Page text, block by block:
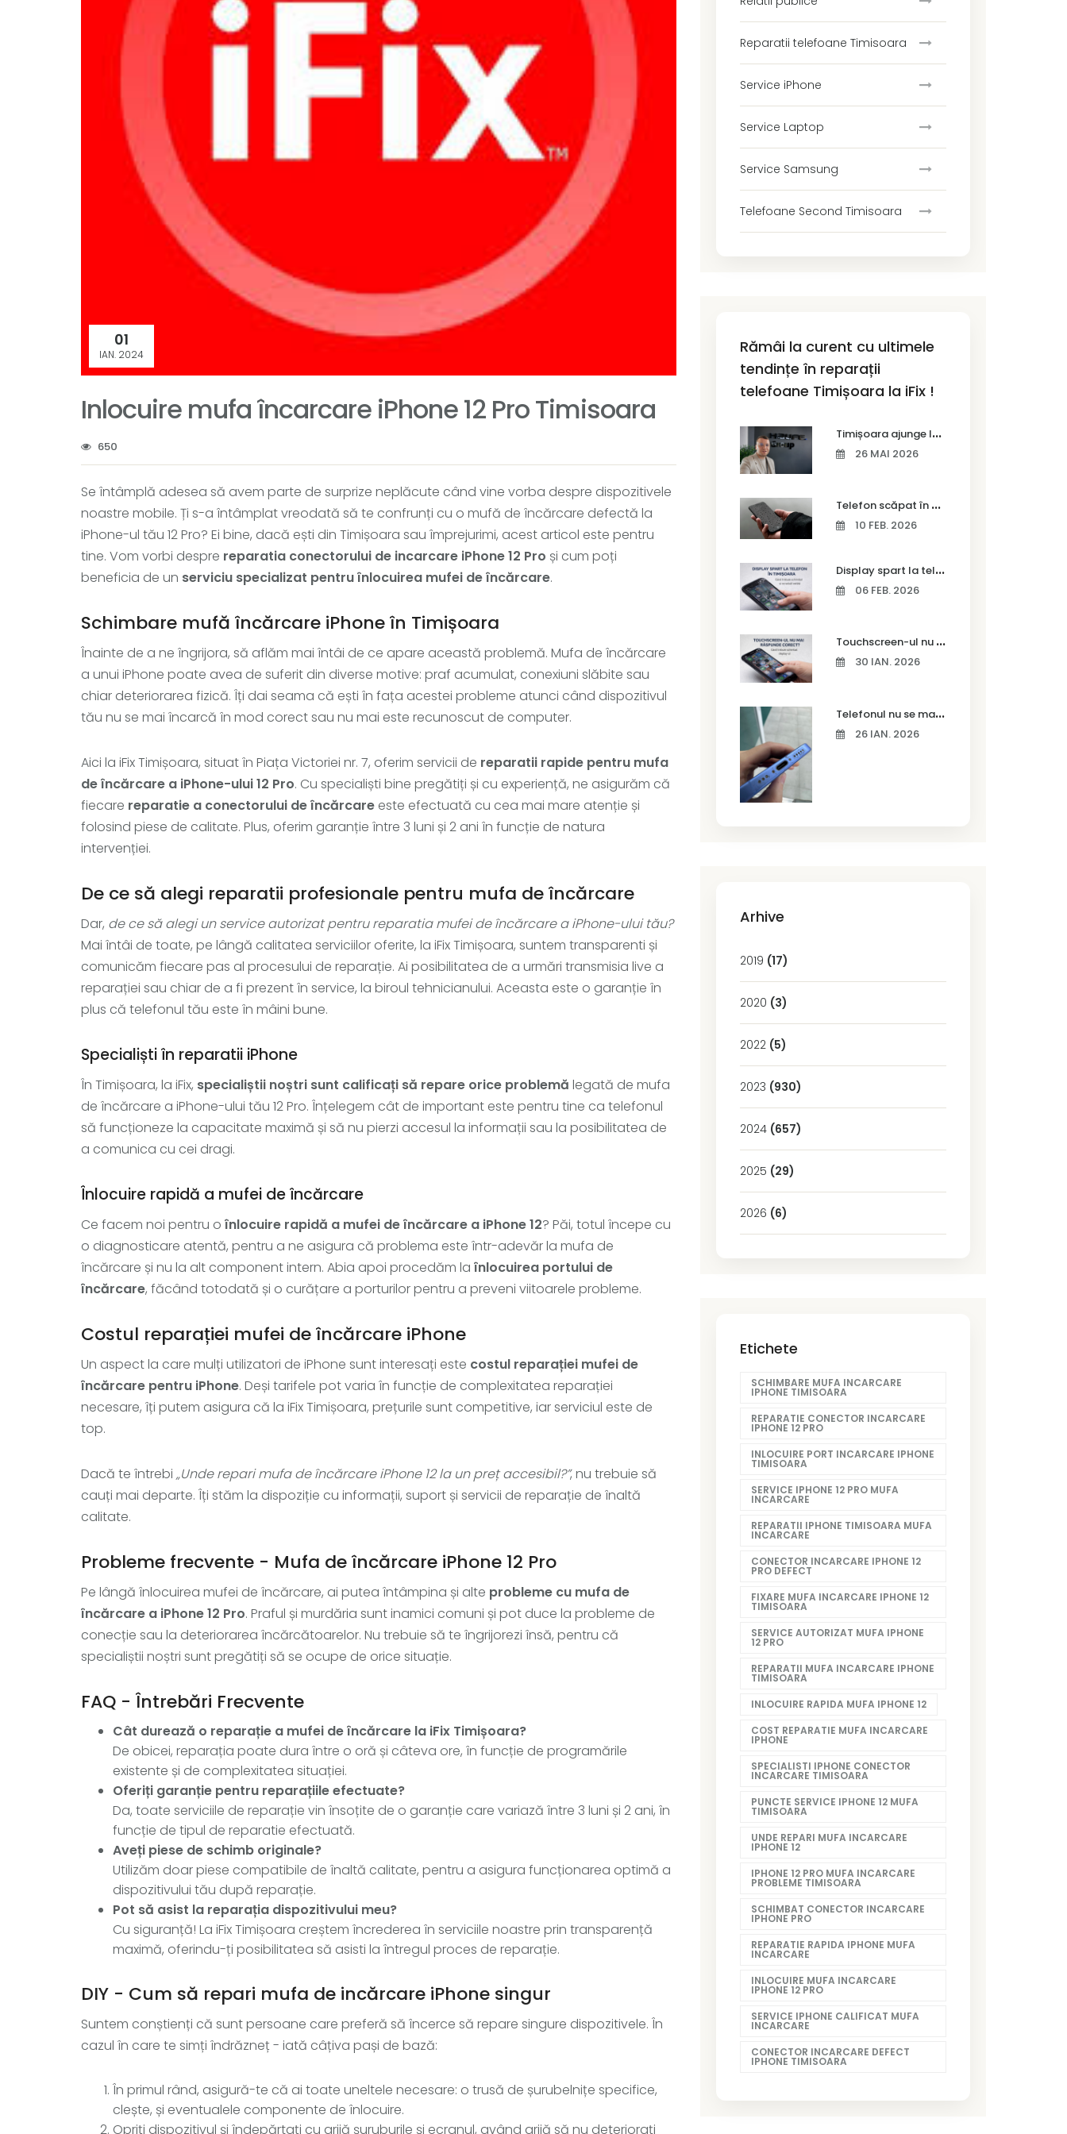
01
IAN. 2024
Inlocuire mufa încarcare iPhone 12 Pro Timisoara
650
Se întâmplă adesea să avem parte de surprize neplăcute când vine vorba despre dispozitivele
noastre mobile. Ți s-a întâmplat vreodată să te confrunți cu o mufă de încărcare defectă la
iPhone-ul tău 12 Pro? Ei bine, dacă ești din Timișoara sau împrejurimi, acest articol este pentru
tine. Vom vorbi despre reparatia conectorului de incarcare iPhone 12 Pro și cum poți
beneficia de un serviciu specializat pentru înlocuirea mufei de încărcare.
Schimbare mufă încărcare iPhone în Timișoara
Înainte de a ne îngrijora, să aflăm mai întâi de ce apare această problemă. Mufa de încărcare
a unui iPhone poate avea de suferit din diverse motive: praf acumulat, conexiuni slăbite sau
chiar deteriorarea fizică. Îți dai seama că ești în fața acestei probleme atunci când dispozitivul
tău nu se mai încarcă în mod corect sau nu mai este recunoscut de computer.
Aici la iFix Timișoara, situat în Piața Victoriei nr. 7, oferim servicii de reparatii rapide pentru mufa
de încărcare a iPhone-ului 12 Pro. Cu specialiști bine pregătiți și cu experiență, ne asigurăm că
fiecare reparatie a conectorului de încărcare este efectuată cu cea mai mare atenție și
folosind piese de calitate. Plus, oferim garanție între 3 luni și 2 ani în funcție de natura
intervenției.
De ce să alegi reparatii profesionale pentru mufa de încărcare
Dar, de ce să alegi un service autorizat pentru reparatia mufei de încărcare a iPhone-ului tău?
Mai întâi de toate, pe lângă calitatea serviciilor oferite, la iFix Timișoara, suntem transparenti și
comunicăm fiecare pas al procesului de reparație. Ai posibilitatea de a urmări transmisia live a
reparației sau chiar de a fi prezent în service, la biroul tehnicianului. Aceasta este o garanție în
plus că telefonul tău este în mâini bune.
Specialiști în reparatii iPhone
În Timișoara, la iFix, specialiștii noștri sunt calificați să repare orice problemă legată de mufa
de încărcare a iPhone-ului tău 12 Pro. Înțelegem cât de important este pentru tine ca telefonul
să funcționeze la capacitate maximă și să nu pierzi accesul la informații sau la posibilitatea de
a comunica cu cei dragi.
Înlocuire rapidă a mufei de încărcare
Ce facem noi pentru o înlocuire rapidă a mufei de încărcare a iPhone 12? Păi, totul începe cu
o diagnosticare atentă, pentru a ne asigura că problema este într-adevăr la mufa de
încărcare și nu la alt component intern. Abia apoi procedăm la înlocuirea portului de
încărcare, făcând totodată și o curățare a porturilor pentru a preveni viitoarele probleme.
Costul reparației mufei de încărcare iPhone
Un aspect la care mulți utilizatori de iPhone sunt interesați este costul reparației mufei de
încărcare pentru iPhone. Deși tarifele pot varia în funcție de complexitatea reparației
necesare, îți putem asigura că la iFix Timișoara, prețurile sunt competitive, iar serviciul este de
top.
Dacă te întrebi „Unde repari mufa de încărcare iPhone 12 la un preț accesibil?”, nu trebuie să
cauți mai departe. Îți stăm la dispoziție cu informații, suport și servicii de reparație de înaltă
calitate.
Probleme frecvente - Mufa de încărcare iPhone 12 Pro
Pe lângă înlocuirea mufei de încărcare, ai putea întâmpina și alte probleme cu mufa de
încărcare a iPhone 12 Pro. Praful și murdăria sunt inamici comuni și pot duce la probleme de
conecție sau la deteriorarea încărcătoarelor. Nu trebuie să te îngrijorezi însă, pentru că
specialiștii noștri sunt pregătiți să se ocupe de orice situație.
FAQ - Întrebări Frecvente
Cât durează o reparație a mufei de încărcare la iFix Timișoara?
De obicei, reparația poate dura între o oră și câteva ore, în funcție de programările
existente și de complexitatea situației.
Oferiți garanție pentru reparațiile efectuate?
Da, toate serviciile de reparație vin însoțite de o garanție care variază între 3 luni și 2 ani, în
funcție de tipul de reparatie efectuată.
Aveți piese de schimb originale?
Utilizăm doar piese compatibile de înaltă calitate, pentru a asigura funcționarea optimă a
dispozitivului tău după reparație.
Pot să asist la reparația dispozitivului meu?
Cu siguranță! La iFix Timișoara creștem încrederea în serviciile noastre prin transparență
maximă, oferindu-ți posibilitatea să asisti la întregul proces de reparație.
DIY - Cum să repari mufa de incărcare iPhone singur
Suntem conștienți că sunt persoane care preferă să încerce să repare singure dispozitivele. În
cazul în care te simți îndrăzneț - iată câțiva pași de bază:
În primul rând, asigură-te că ai toate uneltele necesare: o trusă de șurubelnițe specifice,
clește, și eventualele componente de înlocuire.
Opriți dispozitivul și îndepărtați cu grijă șuruburile și ecranul, având grijă să nu deteriorați
Reparatii telefoane Timisoara
Service iPhone
Service Laptop
Service Samsung
Telefoane Second Timisoara
Rămâi la curent cu ultimele
tendințe în reparații
telefoane Timișoara la iFix !
T
imișoara ajunge la Vodafone Business Bootcamp prin Marius Cermian de la Armour România
26 MAI 2026
T
elefon scăpat în apă – ce trebuie să faci imediat și ce greșeli să eviți
10 FEB. 2026
D
isplay spart la telefon în Timișoara
06 FEB. 2026
T
ouchscreen-ul nu mai răspunde corect? Când trebuie schimbat display-ul
30 IAN. 2026
T
elefonul nu se mai încarcă corect? Cauze frecvente și soluții la service în Timișoara
26 IAN. 2026
Arhive
2019 (17)
2020 (3)
2022 (5)
2023 (930)
2024 (657)
2025 (29)
2026 (6)
Etichete
SCHIMBARE MUFA INCARCARE
IPHONE TIMISOARA
REPARATIE CONECTOR INCARCARE
IPHONE 12 PRO
INLOCUIRE PORT INCARCARE IPHONE
TIMISOARA
SERVICE IPHONE 12 PRO MUFA
INCARCARE
REPARATII IPHONE TIMISOARA MUFA
INCARCARE
CONECTOR INCARCARE IPHONE 12
PRO DEFECT
FIXARE MUFA INCARCARE IPHONE 12
TIMISOARA
SERVICE AUTORIZAT MUFA IPHONE
12 PRO
REPARATII MUFA INCARCARE IPHONE
TIMISOARA
INLOCUIRE RAPIDA MUFA IPHONE 12
COST REPARATIE MUFA INCARCARE
IPHONE
SPECIALISTI IPHONE CONECTOR
INCARCARE TIMISOARA
PUNCTE SERVICE IPHONE 12 MUFA
TIMISOARA
UNDE REPARI MUFA INCARCARE
IPHONE 12
IPHONE 12 PRO MUFA INCARCARE
PROBLEME TIMISOARA
SCHIMBAT CONECTOR INCARCARE
IPHONE PRO
REPARATIE RAPIDA IPHONE MUFA
INCARCARE
INLOCUIRE MUFA INCARCARE
IPHONE 12 PRO
SERVICE IPHONE CALIFICAT MUFA
INCARCARE
CONECTOR INCARCARE DEFECT
IPHONE TIMISOARA